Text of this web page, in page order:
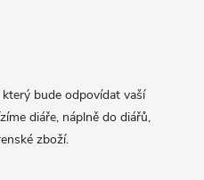
bude odpovídat vaší
diáře, náplně do diářů,
zboží.